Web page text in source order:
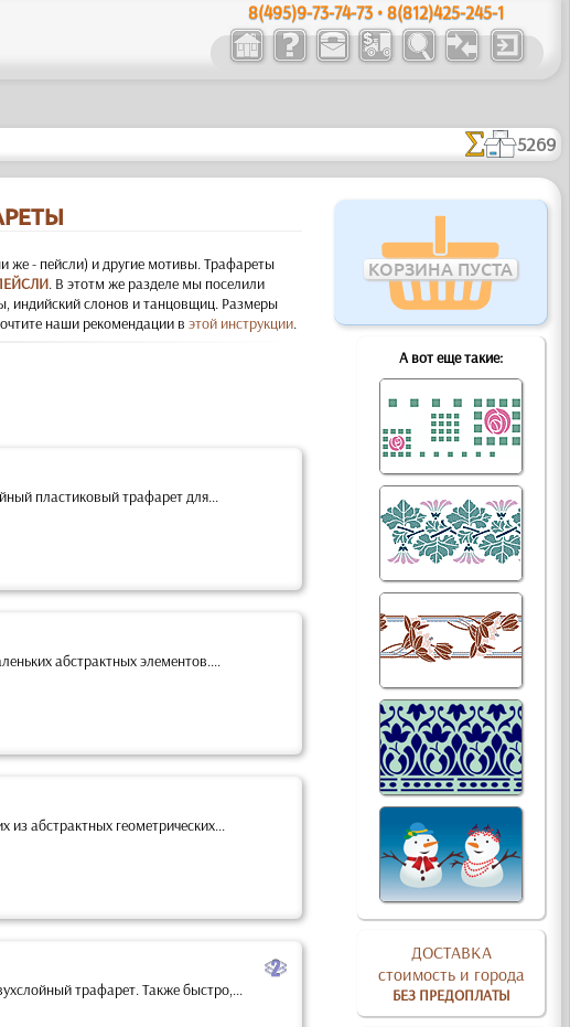
8(495)9-73-74-73 • 8(812)425-245-1
5269
КОРЗИНА ПУСТА
А вот еще такие:
ДОСТАВКА
стоимость и города
БЕЗ ПРЕДОПЛАТЫ
же - пейсли) и другие мотивы. Трафареты
. В этотм же разделе мы поселили
индийский слонов и танцовщиц. Размеры
наши рекомендации в этой инструкции.
пластиковый трафарет для...
абстрактных элементов....
из абстрактных геометрических...
b
трафарет. Также быстро,...